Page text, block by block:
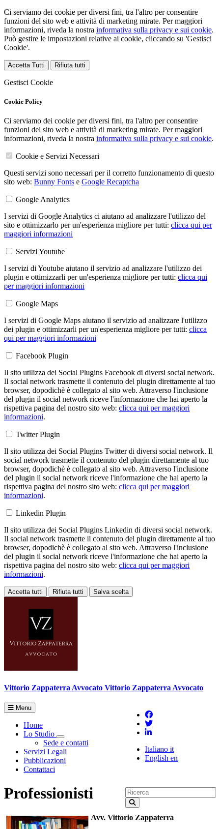
Ci serviamo dei cookie per diversi fini, tra l'altro per consentire
funzioni del sito web e attività di marketing mirate. Per maggiori
informazioni, riveda la nostra informativa sulla privacy e sui cookie.
Può gestire le impostazioni relative ai cookie, cliccando su 'Gestisci
Cookie'.
Accetta Tutti Rifiuta tutti
Gestisci Cookie
Cookie Policy
Ci serviamo dei cookie per diversi fini, tra l'altro per consentire
funzioni del sito web e attività di marketing mirate. Per maggiori
informazioni, riveda la nostra informativa sulla privacy e sui cookie.
Cookie e Servizi Necessari
Questi servizi sono necessari per il corretto funzionamento di questo
sito web: Bunny Fonts e Google Recaptcha
Google Analytics
I servizi di Google Analytics ci aiutano ad analizzare l'utilizzo del
sito e ottimizzarlo per un'esperienza migliore per tutti: clicca qui per
maggiori informazioni
Servizi Youtube
I servizi di Youtube aiutano il servizio ad analizzare l'utilizzo dei
plugin e ottimizzarli per un'esperienza migliore per tutti: clicca qui
per maggiori informazioni
Google Maps
I servizi di Google Maps aiutano il servizio ad analizzare l'utilizzo
dei plugin e ottimizzarli per un'esperienza migliore per tutti: clicca
qui per maggiori informazioni
Facebook Plugin
Il sito utilizza dei Social Plugins Facebook di diversi social network.
Il social network trasmette il contenuto del plugin direttamente al tuo
browser, dopodichè è collegato al sito web. Attraverso l'inclusione
del plugin il social network riceve l'informazione che hai aperto la
rispettiva pagina del nostro sito web: clicca qui per maggiori
informazioni.
Twitter Plugin
Il sito utilizza dei Social Plugins Twitter di diversi social network. Il
social network trasmette il contenuto del plugin direttamente al tuo
browser, dopodichè è collegato al sito web. Attraverso l'inclusione
del plugin il social network riceve l'informazione che hai aperto la
rispettiva pagina del nostro sito web: clicca qui per maggiori
informazioni.
Linkedin Plugin
Il sito utilizza dei Social Plugins Linkedin di diversi social network.
Il social network trasmette il contenuto del plugin direttamente al tuo
browser, dopodichè è collegato al sito web. Attraverso l'inclusione
del plugin il social network riceve l'informazione che hai aperto la
rispettiva pagina del nostro sito web: clicca qui per maggiori
informazioni.
Accetta tutti Rifiuta tutti Salva scelta
Vittorio Zappaterra Avvocato Vittorio Zappaterra Avvocato
Italiano it
English en
Menu
Home
Lo Studio
Toggle Dropdown
Sede e contatti
Servizi Legali
Pubblicazioni
Contattaci
Professionisti
Avv. Vittorio Zappaterra